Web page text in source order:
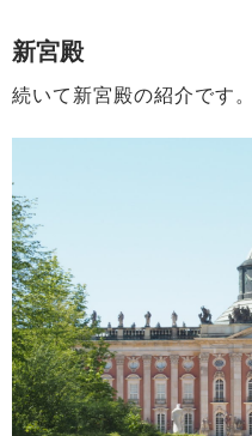
新宮殿
続いて新宮殿の紹介です